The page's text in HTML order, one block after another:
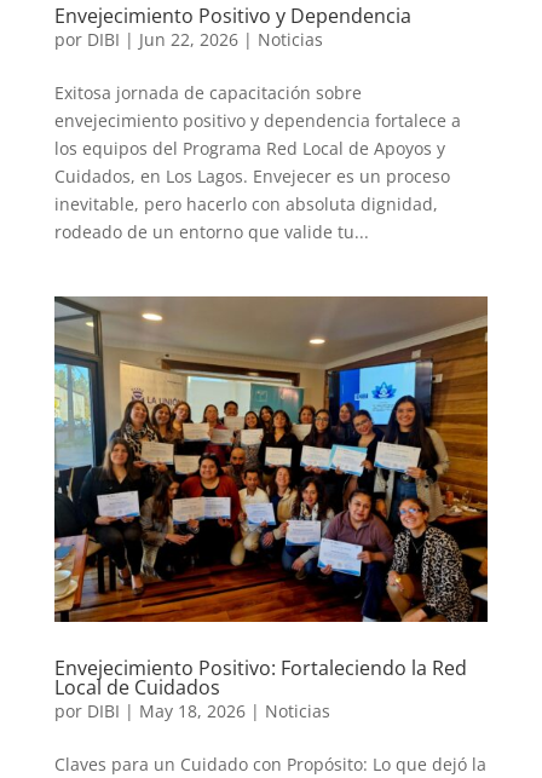
Envejecimiento Positivo y Dependencia
por DIBI | Jun 22, 2026| Noticias
Exitosa jornada de capacitación sobre
envejecimiento positivo y dependencia fortalece a
los equipos del Programa Red Local de Apoyos y
Cuidados, en Los Lagos. Envejecer es un proceso
inevitable, pero hacerlo con absoluta dignidad,
rodeado de un entorno que valide tu...
Envejecimiento Positivo: Fortaleciendo la Red
Local de Cuidados
por DIBI | May 18, 2026| Noticias
Claves para un Cuidado con Propósito: Lo que dejó la